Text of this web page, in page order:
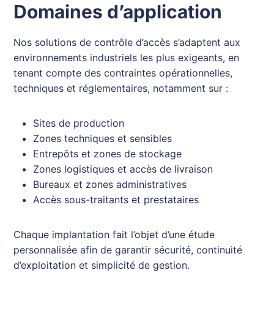
Domaines d’application
Nos solutions de contrôle d’accès s’adaptent aux
environnements industriels les plus exigeants, en
tenant compte des contraintes opérationnelles,
techniques et réglementaires, notamment sur :
Sites de production
Zones techniques et sensibles
Entrepôts et zones de stockage
Zones logistiques et accès de livraison
Bureaux et zones administratives
Accès sous-traitants et prestataires
Chaque implantation fait l’objet d’une étude
personnalisée afin de garantir sécurité, continuité
d’exploitation et simplicité de gestion.